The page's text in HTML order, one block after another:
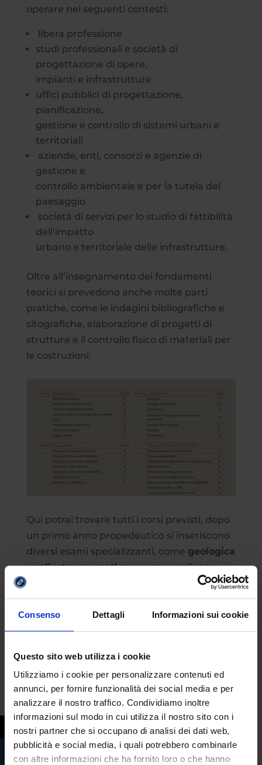
Consenso Dettagli Informazioni sui cookie
Questo sito web utilizza i cookie
Utilizziamo i cookie per personalizzare contenuti ed
annunci, per fornire funzionalità dei social media e per
analizzare il nostro traffico. Condividiamo inoltre
informazioni sul modo in cui utilizza il nostro sito con i
nostri partner che si occupano di analisi dei dati web,
pubblicità e social media, i quali potrebbero combinarle
con altre informazioni che ha fornito loro o che hanno
operare nei seguenti contesti:
libera professione
studi professionali e società di
progettazione di opere,
impianti e infrastrutture
uffici pubblici di progettazione,
pianificazione,
gestione e controllo di sistemi urbani e
territoriali
aziende, enti, consorzi e agenzie di
gestione e
controllo ambientale e per la tutela del
paesaggio
società di servizi per lo studio di fattibilità
dell’impatto
urbano e territoriale delle infrastrutture.
Oltre all’insegnamento dei fondamenti
teorici si prevedono anche molte parti
pratiche, come le indagini bibliografiche e
sitografiche, elaborazione di progetti di
strutture e il controllo fisico di materiali per
le costruzioni.
Qui potrai trovare tutti i corsi previsti, dopo
un primo anno propedeutico si inseriscono
diversi esami specializzanti, come geologica
applicata,geomaticaeconservazione
della natura e delle sue risorse.
Per richiedere maggiori informazioni puoi
cliccare qui
, oppure puoi scaricare la
brochure informativacliccando qui.